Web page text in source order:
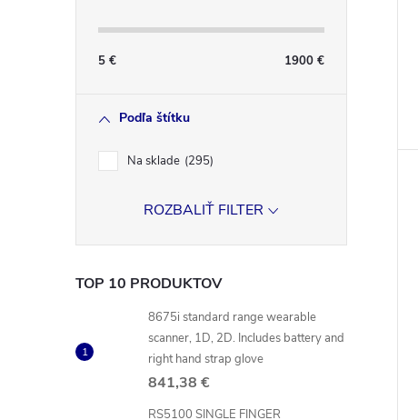
5 € 1900 €
Podľa štítku
Na sklade 295
ROZBALIŤ FILTER
TOP 10 PRODUKTOV
8675i standard range wearable
scanner, 1D, 2D. Includes battery and
right hand strap glove
841,38 €
RS5100 SINGLE FINGER